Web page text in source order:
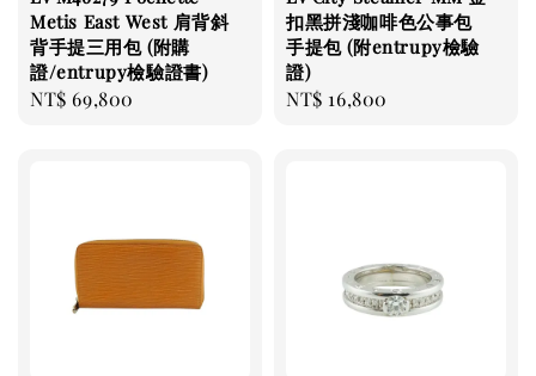
Metis East West 肩背斜
背手提三用包 (附購
證/entrupy檢驗證書)
Regular
NT$ 69,800
扣黑拼淺咖啡色公事包
手提包 (附entrupy檢驗
證)
Regular
NT$ 16,800